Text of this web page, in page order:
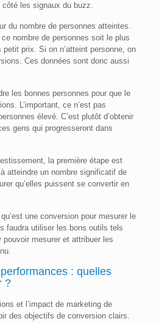
les signaux du buzz.
du nombre de personnes atteintes.
nombre de personnes soit le plus
prix. Si on n’atteint personne, on
Ces données sont donc aussi
les bonnes personnes pour que le
L’important, ce n’est pas
élevé. C’est plutôt d’obtenir
gens qui progresseront dans
la première étape est
atteindre un nombre significatif de
qu’elles puissent se convertir en
une conversion pour mesurer le
faudra utiliser les bons outils tels
mesurer et attribuer les
: quelles
?
et l’impact de marketing de
des objectifs de conversion clairs.